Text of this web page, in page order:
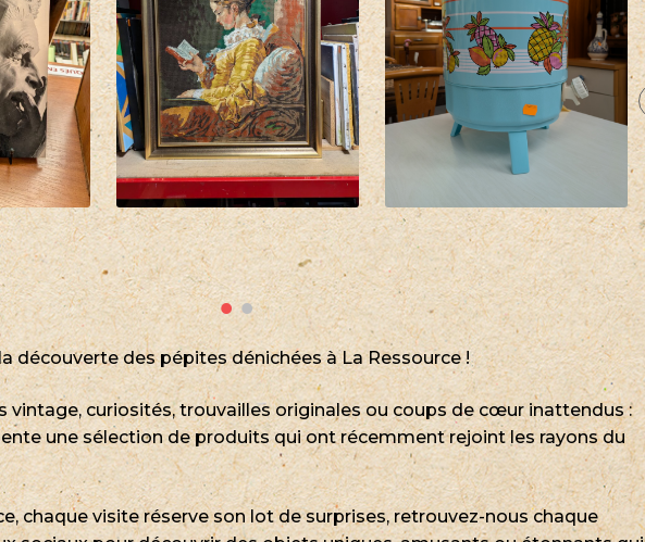
découverte des pépites dénichées à La Ressource !
vintage, curiosités, trouvailles originales ou coups de cœur inattendus :
une sélection de produits qui ont récemment rejoint les rayons du
chaque visite réserve son lot de surprises, retrouvez-nous chaque